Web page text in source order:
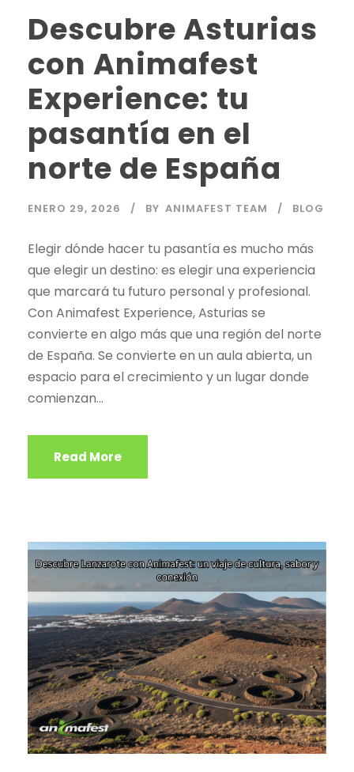
Descubre Asturias
con Animafest
Experience: tu
pasantía en el
norte de España
ENERO 29, 2026 BY ANIMAFEST TEAM BLOG
Elegir dónde hacer tu pasantía es mucho más
que elegir un destino: es elegir una experiencia
que marcará tu futuro personal y profesional.
Con Animafest Experience, Asturias se
convierte en algo más que una región del norte
de España. Se convierte en un aula abierta, un
espacio para el crecimiento y un lugar donde
comienzan...
Read More